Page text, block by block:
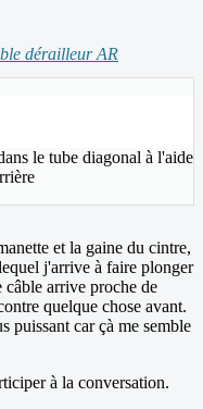
dérailleur AR
le tube diagonal à l'aide
et la gaine du cintre,
j'arrive à faire plonger
arrive proche de
quelque chose avant.
puissant car çà me semble
à la conversation.